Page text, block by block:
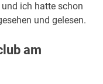
ich hatte schon
und gelesen.
am